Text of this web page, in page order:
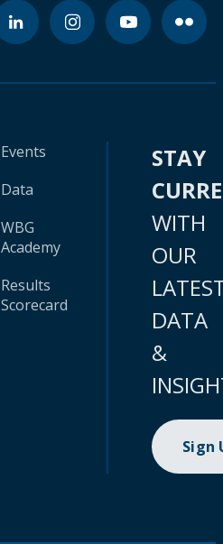
Events
Data
WBG
Academy
Results
Scorecard
STAY
WITH
OUR
DATA
&
Sign